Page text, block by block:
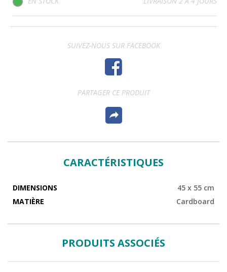
SUIVEZ-NOUS SUR FACEBOOK
PARTAGER CE PRODUIT
CARACTÉRISTIQUES
DIMENSIONS
45 x 55 cm
MATIÈRE
Cardboard
PRODUITS ASSOCIÉS